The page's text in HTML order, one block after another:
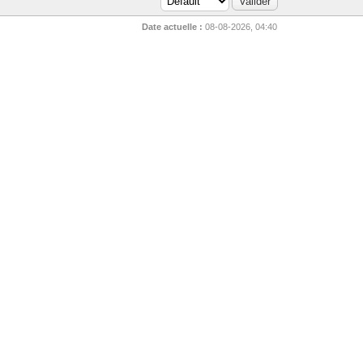
Date actuelle : 08-08-2026, 04:40